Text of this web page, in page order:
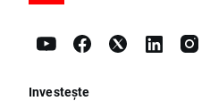
Investește